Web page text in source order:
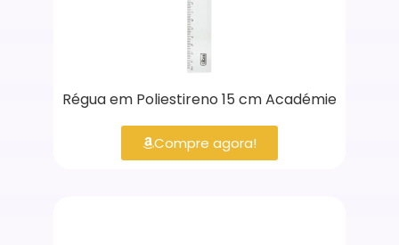
Régua em Poliestireno 15 cm Académie
Compre agora!